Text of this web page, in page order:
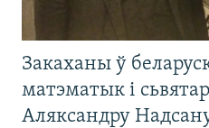
Закаханы ў
матэматык і
Аляксандру